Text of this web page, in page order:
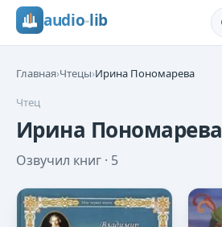
audio-lib
Главная›Чтецы›Ирина Пономарева
Чтец
Ирина Пономарева
Озвучил книг · 5